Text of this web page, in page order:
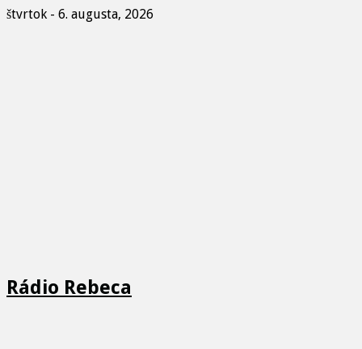
štvrtok - 6. augusta, 2026
Rádio Rebeca